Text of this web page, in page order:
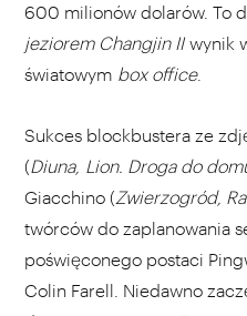
600 milionów dolarów. To
jeziorem Changjin IIwynik
światowym box office.
Sukces blockbustera ze
(Diuna, Lion. Droga do
Giacchino (Zwierzogród,
twórców do zaplanowania
poświęconego postaci
Colin Farell. Niedawno